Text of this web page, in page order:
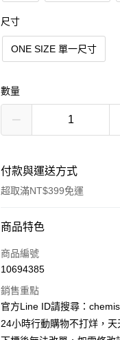
尺寸
ONE SIZE 單一尺寸
數量
付款與運送方式
超取滿NT$399免運
付款方式
信用卡一次付款
LINE Pay
Apple Pay
商品特色
商品編號
10694385
銷售重點
官方Line ID請搜尋：
24小時行動購物不打烊，天